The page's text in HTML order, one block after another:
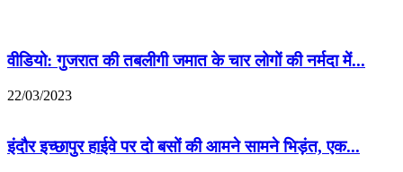
वीडियो: गुजरात की तबलीगी जमात के चार लोगों की नर्मदा में...
22/03/2023
इंदौर इच्छापुर हाईवे पर दो बसों की आमने सामने भिड़ंत, एक...